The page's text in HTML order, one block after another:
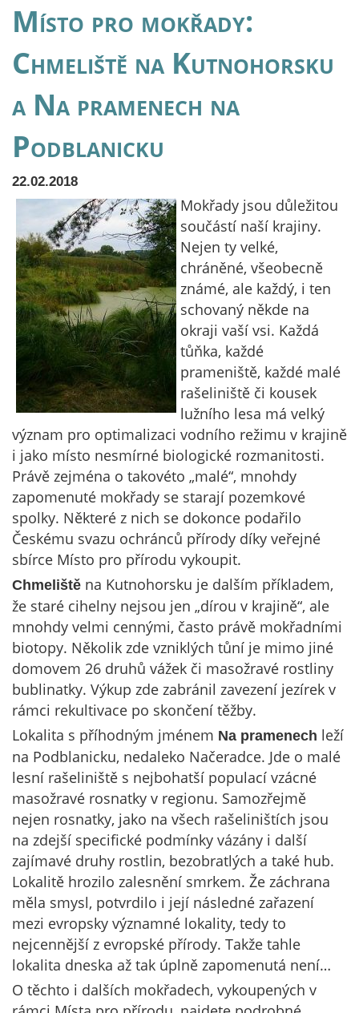
Místo pro mokřady:
Chmeliště na Kutnohorsku
a Na pramenech na
Podblanicku
22.02.2018
Mokřady jsou důležitou
součástí naší krajiny.
Nejen ty velké,
chráněné, všeobecně
známé, ale každý, i ten
schovaný někde na
okraji vaší vsi. Každá
tůňka, každé
prameniště, každé malé
rašeliniště či kousek
lužního lesa má velký
význam pro optimalizaci vodního režimu v krajině
i jako místo nesmírné biologické rozmanitosti.
Právě zejména o takovéto „malé“, mnohdy
zapomenuté mokřady se starají pozemkové
spolky. Některé z nich se dokonce podařilo
Českému svazu ochránců přírody díky veřejné
sbírce Místo pro přírodu vykoupit.
Chmeliště na Kutnohorsku je dalším příkladem,
že staré cihelny nejsou jen „dírou v krajině“, ale
mnohdy velmi cennými, často právě mokřadními
biotopy. Několik zde vzniklých tůní je mimo jiné
domovem 26 druhů vážek či masožravé rostliny
bublinatky. Výkup zde zabránil zavezení jezírek v
rámci rekultivace po skončení těžby.
Lokalita s příhodným jménem Na pramenech leží
na Podblanicku, nedaleko Načeradce. Jde o malé
lesní rašeliniště s nejbohatší populací vzácné
masožravé rosnatky v regionu. Samozřejmě
nejen rosnatky, jako na všech rašeliništích jsou
na zdejší specifické podmínky vázány i další
zajímavé druhy rostlin, bezobratlých a také hub.
Lokalitě hrozilo zalesnění smrkem. Že záchrana
měla smysl, potvrdilo i její následné zařazení
mezi evropsky významné lokality, tedy to
nejcennější z evropské přírody. Takže tahle
lokalita dneska až tak úplně zapomenutá není…
O těchto i dalších mokřadech, vykoupených v